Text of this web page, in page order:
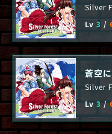
Silver
Lv 3 /
蒼空
Silver
Lv3/